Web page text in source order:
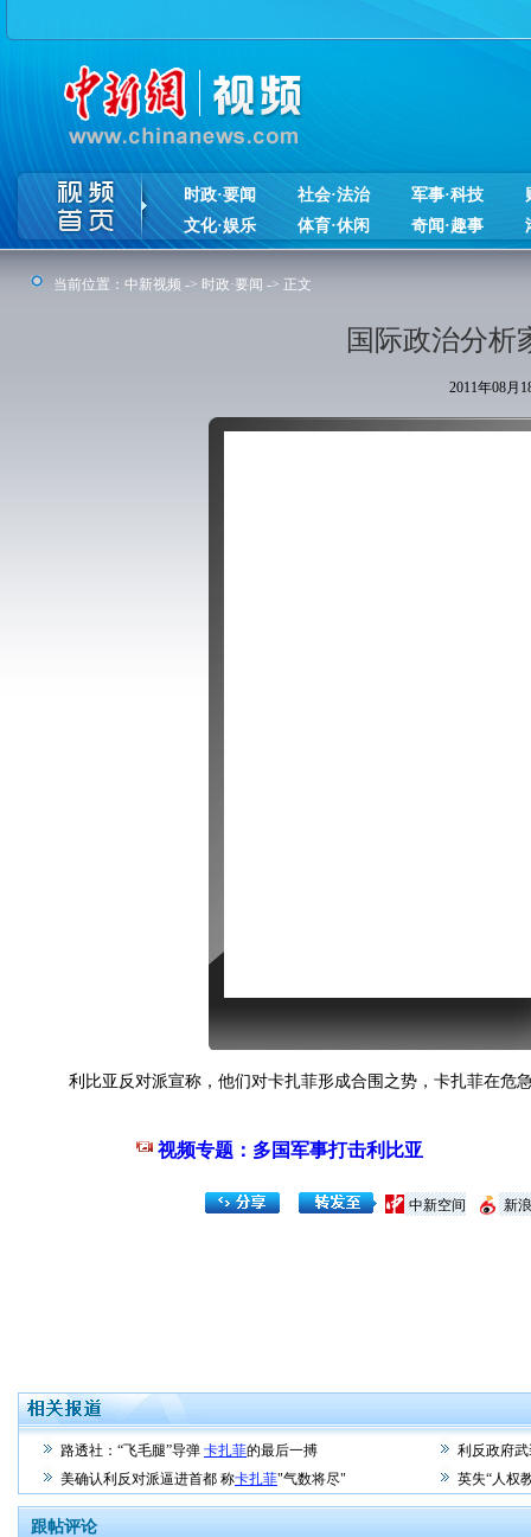
时政·要闻 社会·法治 军事·科技
文化·娱乐
体育·休闲 奇闻·趣事
当前位置： 中新视频 -> 时政·要闻 -> 正文
国际政治分析
2011年08月
利比亚反对派宣称，他们对卡扎菲形成合围之势，卡扎菲在危
视频专题：多国军事打击利比亚
新
中新空间
路透社：“飞毛腿”导弹 卡扎菲的最后一搏
利反政府
美确认利反对派逼进首都 称卡扎菲"气数将尽" 英失“人权
跟帖评论